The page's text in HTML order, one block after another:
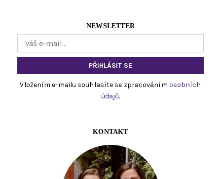
NEWSLETTER
Vložením e-mailu souhlasíte se zpracováním osobních
údajů.
KONTAKT